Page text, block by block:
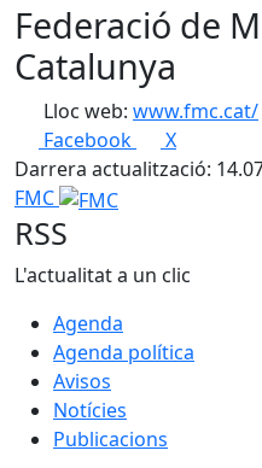
Federació de
Catalunya
Lloc web: www.fmc.cat/
Facebook
X
Darrera actualització:
FMC
RSS
L'actualitat a un clic
Agenda
Agenda política
Avisos
Notícies
Publicacions